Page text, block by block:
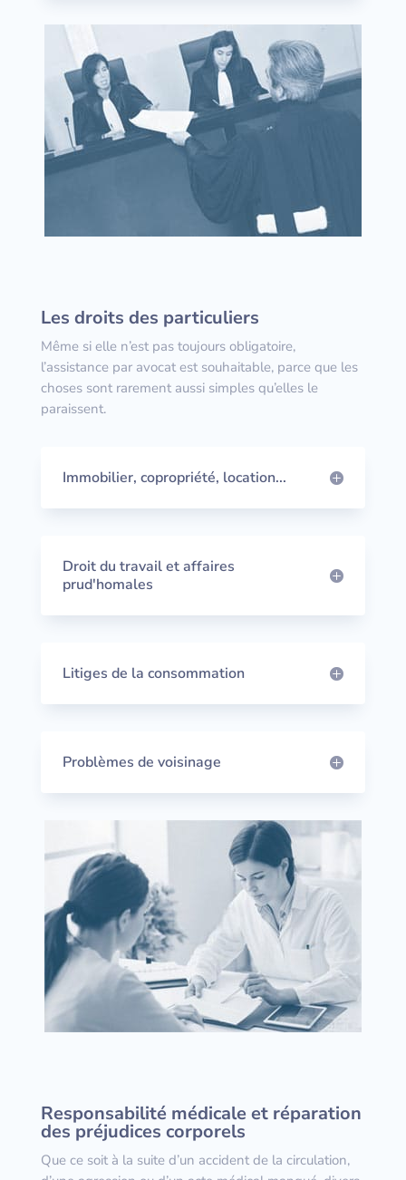
Les droits des particuliers
Même si elle n’est pas toujours obligatoire,
l’assistance par avocat est souhaitable, parce que les
choses sont rarement aussi simples qu’elles le
paraissent.
Immobilier, copropriété, location...
Droit du travail et affaires
prud'homales
Litiges de la consommation
Problèmes de voisinage
Responsabilité médicale et réparation
des préjudices corporels
Que ce soit à la suite d’un accident de la circulation,